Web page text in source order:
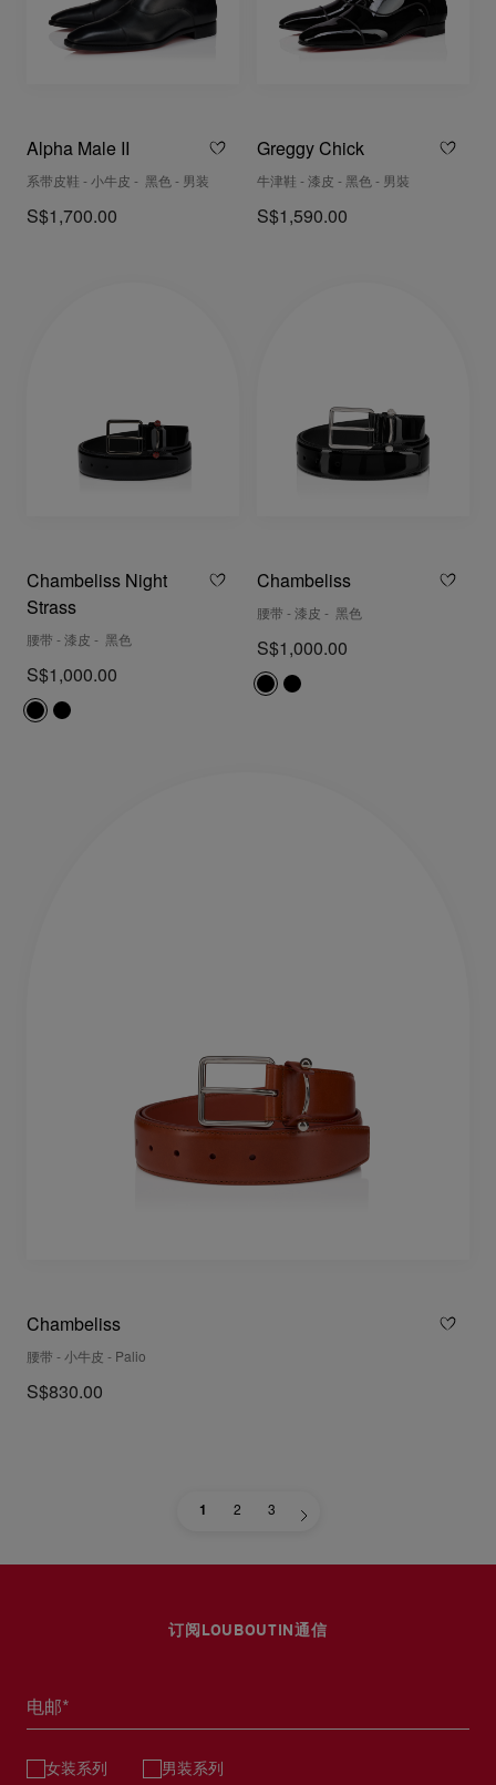
Alpha Male II
系带皮鞋 - 小牛皮 - 黑色 - 男装
S$1,700.00
Greggy Chick
牛津鞋 - 漆皮 - 黑色 - 男裝
S$1,590.00
Chambeliss Night
Strass
腰带 - 漆皮 - 黑色
S$1,000.00
Chambeliss
腰带 - 漆皮 - 黑色
S$1,000.00
Chambeliss
腰带 - 小牛皮 - Palio
S$830.00
1 2 3
订阅LOUBOUTIN通信
电邮*
女装系列 男装系列